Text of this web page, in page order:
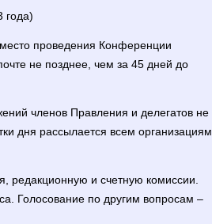
года)
проведения Конференции
не позднее, чем за 45 дней до
членов Правления и делегатов не
дня рассылается всем организациям
редакционную и счетную комиссии.
Голосование по другим вопросам –